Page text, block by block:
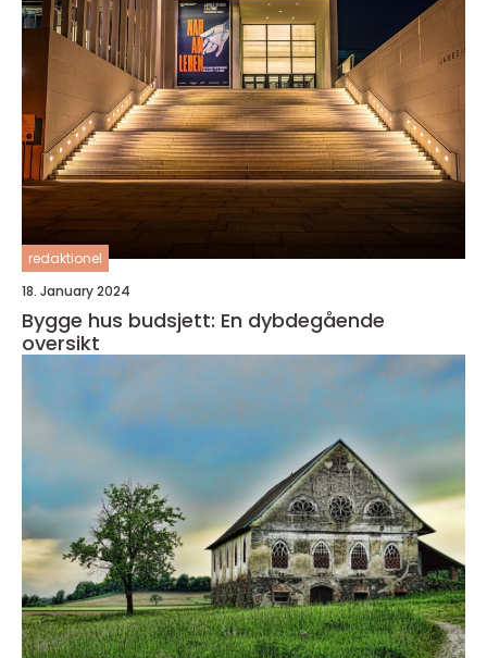
redaktionel
18. January 2024
Bygge hus budsjett: En dybdegående
oversikt